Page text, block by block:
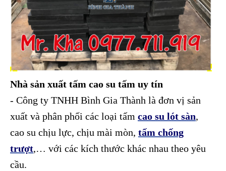
Nhà sản xuất tấm cao su tấm uy tín
- Công ty TNHH Bình Gia Thành là đơn vị sản
xuất và phân phối các loại tấm cao su lót sàn,
cao su chịu lực, chịu mài mòn, tấm chống
trượt,… với các kích thước khác nhau theo yêu
cầu.